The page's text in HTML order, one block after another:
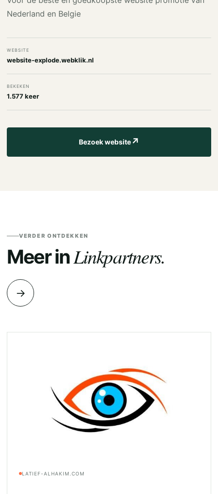
Nederland en Belgie
WEBSITE
website-explode.webklik.nl
BEKEKEN
1.577 keer
Bezoek website↗
VERDER ONTDEKKEN
Meer inLinkpartners.
→
LATIEF-ALHAKIM.COM